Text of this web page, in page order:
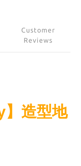
Customer
Reviews
】造型地